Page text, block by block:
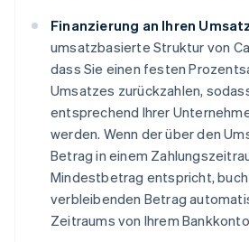
Finanzierung an Ihren
umsatzbasierte Struktur von
dass Sie einen festen
Umsatzes zurückzahlen,
entsprechend Ihrer
werden. Wenn der über den
Betrag in einem
Mindestbetrag entspricht,
verbleibenden Betrag
Zeitraums von Ihrem